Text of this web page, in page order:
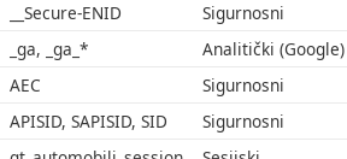
__Secure-ENID
Sigurnosni
_ga, _ga_*
Analitički (Google)
AEC
Sigurnosni
APISID, SAPISID, SID
Sigurnosni